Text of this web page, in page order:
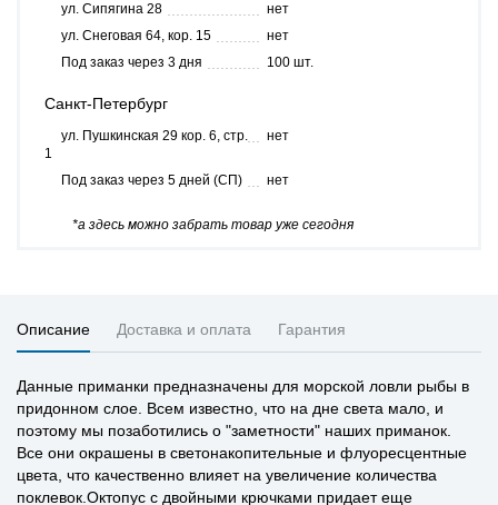
ул. Сипягина 28
нет
ул. Снеговая 64, кор. 15
нет
Под заказ через 3 дня
100 шт.
Санкт-Петербург
ул. Пушкинская 29 кор. 6, стр.
1
нет
Под заказ через 5 дней (СП) нет
*а здесь можно забрать товар уже сегодня
Описание Доставка и оплата Гарантия
Данные приманки предназначены для морской ловли рыбы в
придонном слое. Всем известно, что на дне света мало, и
поэтому мы позаботились о "заметности" наших приманок.
Все они окрашены в светонакопительные и флуоресцентные
цвета, что качественно влияет на увеличение количества
поклевок.Октопус с двойными крючками придает еще